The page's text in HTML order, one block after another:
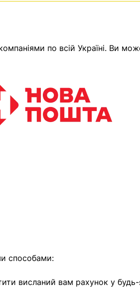
по всій Україні. Ви
способами:
висланий вам рахунок у